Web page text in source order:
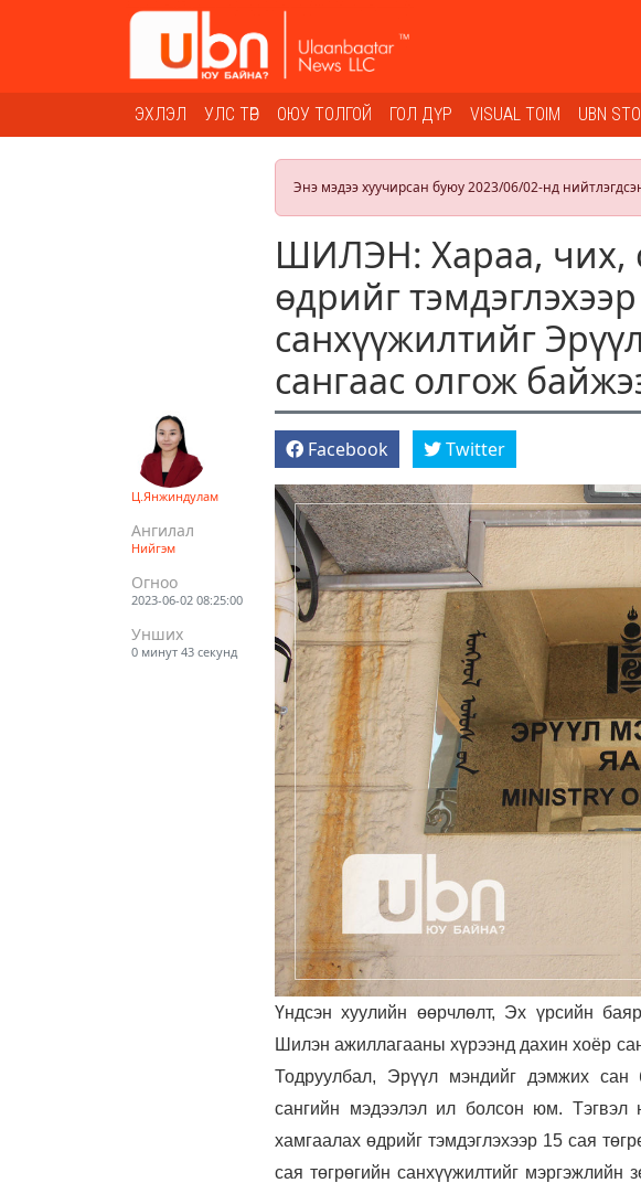
ЭХЛЭЛ УЛС ТӨР ОЮУ ТОЛГОЙ ГОЛ ДҮР VISUAL TOIM UBN
Энэ мэдээ хуучирсан буюу 2023/06/02-нд
ШИЛЭН: Хараа, чих,
өдрийг
санхүүжилтийг
сангаас олгож
Ц.Янжиндулам
Ангилал
Нийгэм
Огноо
2023-06-02 08:25:00
Унших
0 минут 43 секунд
Facebook Twitter
Үндсэн хуулийн өөрчлөлт, Эх үрсийн
Шилэн ажиллагааны хүрээнд дахин хоёр
Тодруулбал, Эрүүл мэндийг дэмжих сан
сангийн мэдээлэл ил болсон юм. Тэгвэл
хамгаалах өдрийг тэмдэглэхээр 15 сая
сая төгрөгийн санхүүжилтийг мэргэжлийн